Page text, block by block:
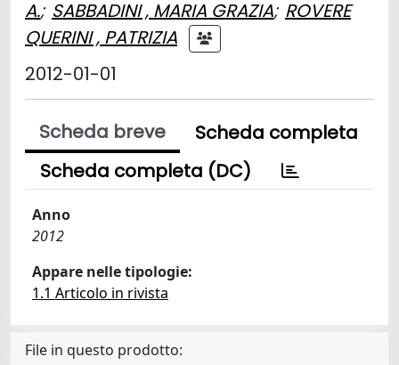
A.; SABBADINI , MARIA GRAZIA; ROVERE
QUERINI , PATRIZIA
2012-01-01
Scheda breve
Scheda completa
Scheda completa (DC)
Anno
2012
Appare nelle tipologie:
1.1 Articolo in rivista
File in questo prodotto: